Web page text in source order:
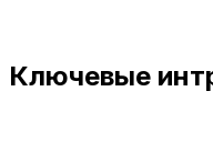
Ключевые